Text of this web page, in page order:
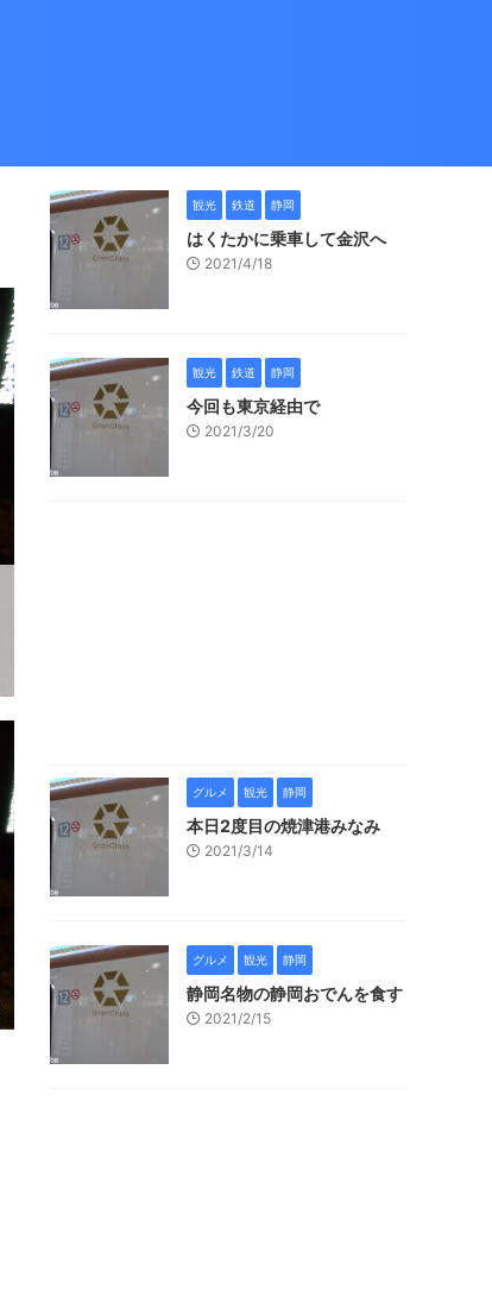
観光 鉄道 静岡
はくたかに乗車して金沢へ
2021/4/18
観光 鉄道 静岡
今回も東京経由で
2021/3/20
グルメ 観光 静岡
本日2度目の焼津港みなみ
2021/3/14
グルメ 観光 静岡
静岡名物の静岡おでんを食す
2021/2/15